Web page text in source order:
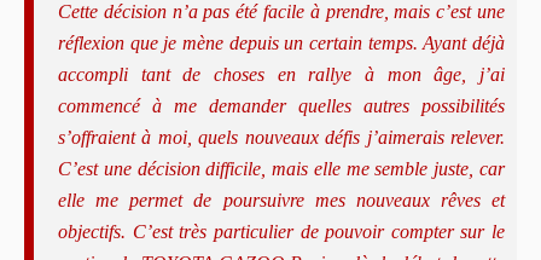
Cette décision n’a pas été facile à prendre, mais c’est une
réflexion que je mène depuis un certain temps. Ayant déjà
accompli tant de choses en rallye à mon âge, j’ai
commencé à me demander quelles autres possibilités
s’offraient à moi, quels nouveaux défis j’aimerais relever.
C’est une décision difficile, mais elle me semble juste, car
elle me permet de poursuivre mes nouveaux rêves et
objectifs. C’est très particulier de pouvoir compter sur le